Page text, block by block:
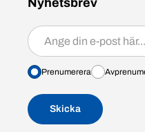
Nyhetsbrev
Prenumerera/
Prenumerera
Skicka